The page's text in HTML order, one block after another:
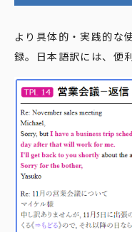
より具体的・実践的な
録。日本語訳には、便